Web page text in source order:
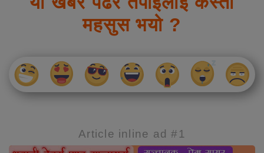
महसुस भयो ?
Article inline ad #1